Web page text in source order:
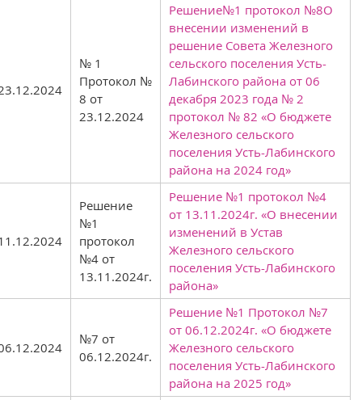
№ 1
Протокол №
8 от
23.12.2024
Решение№1 протокол №8О
внесении изменений в
решение Совета Железного
сельского поселения Усть-
Лабинского района от 06
декабря 2023 года № 2
протокол № 82 «О бюджете
Железного сельского
поселения Усть-Лабинского
района на 2024 год»
Решение
№1
протокол
№4 от
13.11.2024г.
Решение №1 протокол №4
от 13.11.2024г. «О внесении
изменений в Устав
Железного сельского
поселения Усть-Лабинского
района»
№7 от
06.12.2024г.
Решение №1 Протокол №7
от 06.12.2024г. «О бюджете
Железного сельского
поселения Усть-Лабинского
района на 2025 год»